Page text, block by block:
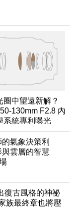
圈中望遠新解？
130mm F2.8 內
系統專利曝光
氣象決策利
雲層的智慧
復古風格的神祕
族最終章也將壓